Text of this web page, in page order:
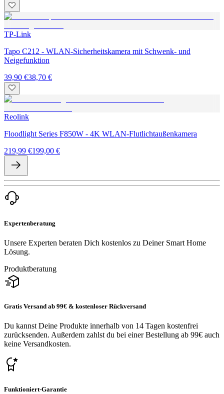
TP-Link
Tapo C212 - WLAN-Sicherheitskamera mit Schwenk- und
Neigefunktion
39,90 €38,70 €
Reolink
Floodlight Series F850W - 4K WLAN-Flutlichtaußenkamera
219,99 €199,00 €
Expertenberatung
Unsere Experten beraten Dich kostenlos zu Deiner Smart Home
Lösung.
Produktberatung
Gratis Versand ab 99€ & kostenloser Rückversand
Du kannst Deine Produkte innerhalb von 14 Tagen kostenfrei
zurücksenden. Außerdem zahlst du bei einer Bestellung ab 99€ auch
keine Versandkosten.
Funktioniert-Garantie